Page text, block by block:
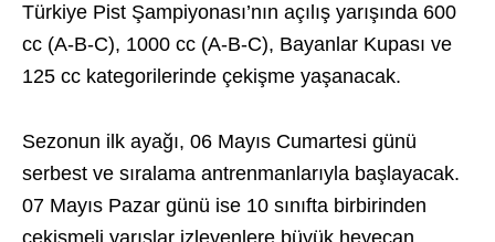
Türkiye Pist Şampiyonası’nın açılış yarışında 600
cc (A-B-C), 1000 cc (A-B-C), Bayanlar Kupası ve
125 cc kategorilerinde çekişme yaşanacak.
Sezonun ilk ayağı, 06 Mayıs Cumartesi günü
serbest ve sıralama antrenmanlarıyla başlayacak.
07 Mayıs Pazar günü ise 10 sınıfta birbirinden
çekişmeli yarışlar izleyenlere büyük heyecan